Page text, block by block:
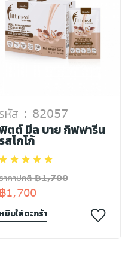
รหัส : 82057
ตต์ มีล บาย กิฟฟารีน
รสโกโก้
าคาปกติ ฿1,700
฿1,700
หยิบใส่ตะกร้า